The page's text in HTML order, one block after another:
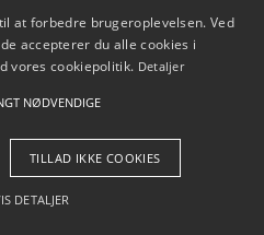
vandrerygsække til
- Pilanto Aps
at forbedre brugeroplevelsen. Ved
accepterer du alle cookies i
vores cookiepolitik. Detaljer
NØDVENDIGE
TILLAD IKKE COOKIES
DETALJER